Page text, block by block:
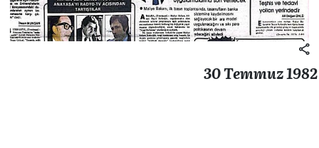
30 Temmuz 1982